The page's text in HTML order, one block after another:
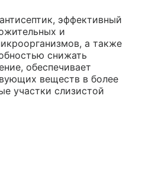
эффективный
и
а также
снижать
обеспечивает
веществ в более
участки слизистой